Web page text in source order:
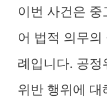
이번 사건은 중
어 법적 의무
례입니다. 공정
위반 행위에